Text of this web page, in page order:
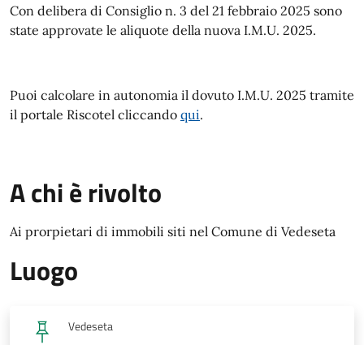
Con delibera di Consiglio n. 3 del 21 febbraio 2025 sono
state approvate le aliquote della nuova I.M.U. 2025.
Puoi calcolare in autonomia il dovuto I.M.U. 2025 tramite
il portale Riscotel cliccando qui.
A chi è rivolto
Ai prorpietari di immobili siti nel Comune di Vedeseta
Luogo
Vedeseta